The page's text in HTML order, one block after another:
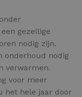
gezellige
nodig zijn.
onderhoud nodig
verwarmen.
voor meer
het hele jaar door